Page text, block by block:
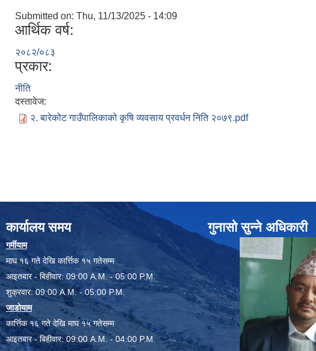
Submitted on: Thu, 11/13/2025 - 14:09
आर्थिक वर्ष:
२०८२/०८३
प्रकार:
नीति
दस्तावेज:
२. बारेकोट गाउँपालिकाको कृषि व्यवसाय प्रवर्धन निति २०७९.pdf
कार्यालय समय
गर्मीयाम
माघ १६ गते देखि कार्त्तिक १५ गतेसम्म
आइतबार - बिहीवार: 09:00 A.M. - 05:00 P.M.
शुक्रवार: 09:00 A.M. - 05:00 P.M.
जाडोयाम
कार्त्तिक १६ गते देखि माघ १५ गतेसम्म
आइतबार - बिहीवार: 09:00 A.M. - 04:00 P.M.
गुनासो सुन्ने अधिकारी